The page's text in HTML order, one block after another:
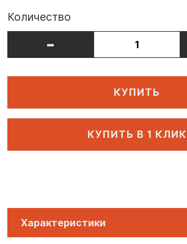
Количество
-
КУПИТЬ
КУПИТЬ В 1 КЛИК
Характеристики